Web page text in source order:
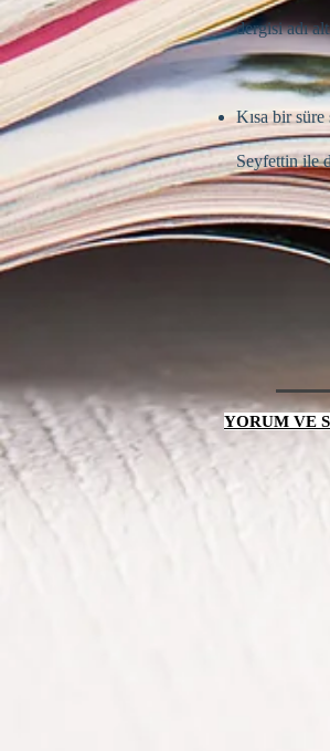
dergisi adı
Kısa bir
Seyfettin ile
YORUM VE